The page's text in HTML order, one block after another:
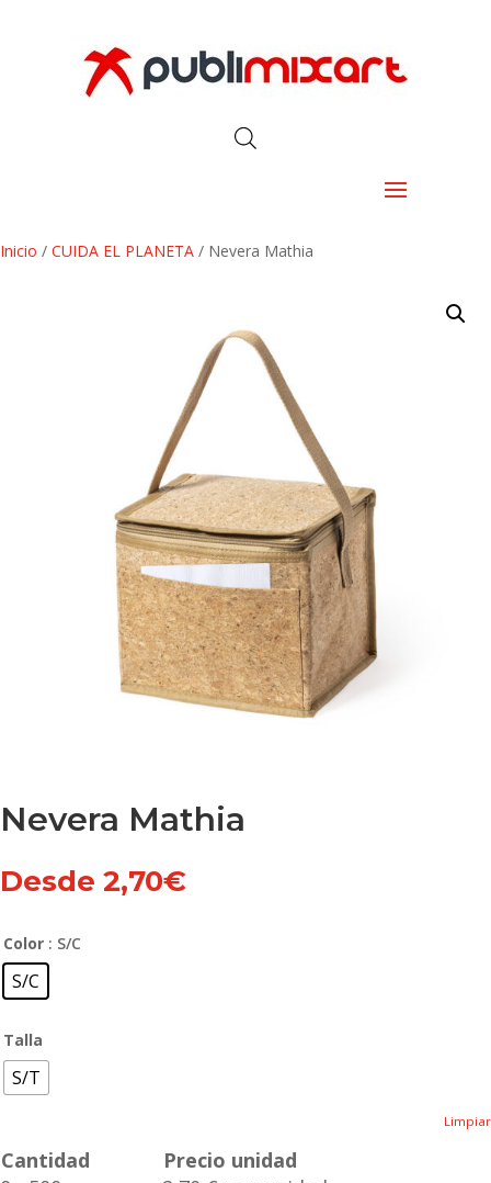
Inicio / CUIDA EL PLANETA / Nevera Mathia
Nevera Mathia
Desde 2,70€
Color : S/C
S/C
Talla
S/T
Limpiar
Cantidad
Precio unidad